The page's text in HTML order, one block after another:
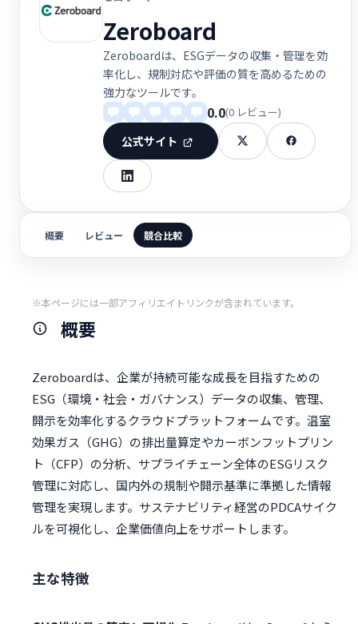
Zeroboard
Zeroboardは、ESGデータの収集・管理を効
率化し、規制対応や評価の質を高めるための
強力なツールです。
0.0(0 レビュー)
公式サイト
概要 レビュー 競合比較
※本ページには一部アフィリエイトリンクが含まれています。
概要
Zeroboardは、企業が持続可能な成長を目指すための
ESG（環境・社会・ガバナンス）データの収集、管理、
開示を効率化するクラウドプラットフォームです。温室
効果ガス（GHG）の排出量算定やカーボンフットプリン
ト（CFP）の分析、サプライチェーン全体のESGリスク
管理に対応し、国内外の規制や開示基準に準拠した情報
管理を実現します。サステナビリティ経営のPDCAサイク
ルを可視化し、企業価値向上をサポートします。
主な特徴